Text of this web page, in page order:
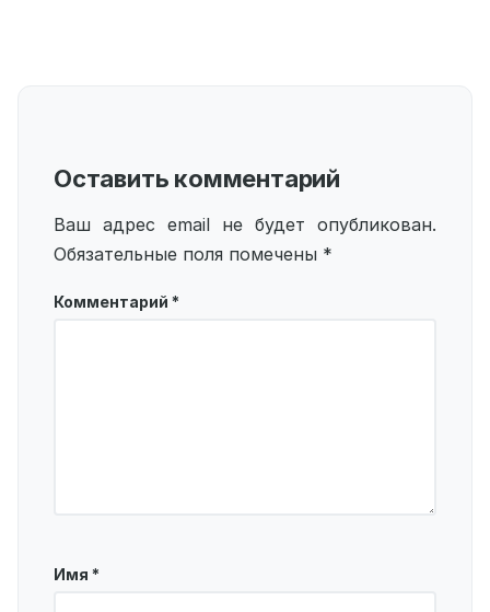
Оставить комментарий
Ваш адрес email не будет опубликован.
Обязательные поля помечены *
Комментарий *
Имя *